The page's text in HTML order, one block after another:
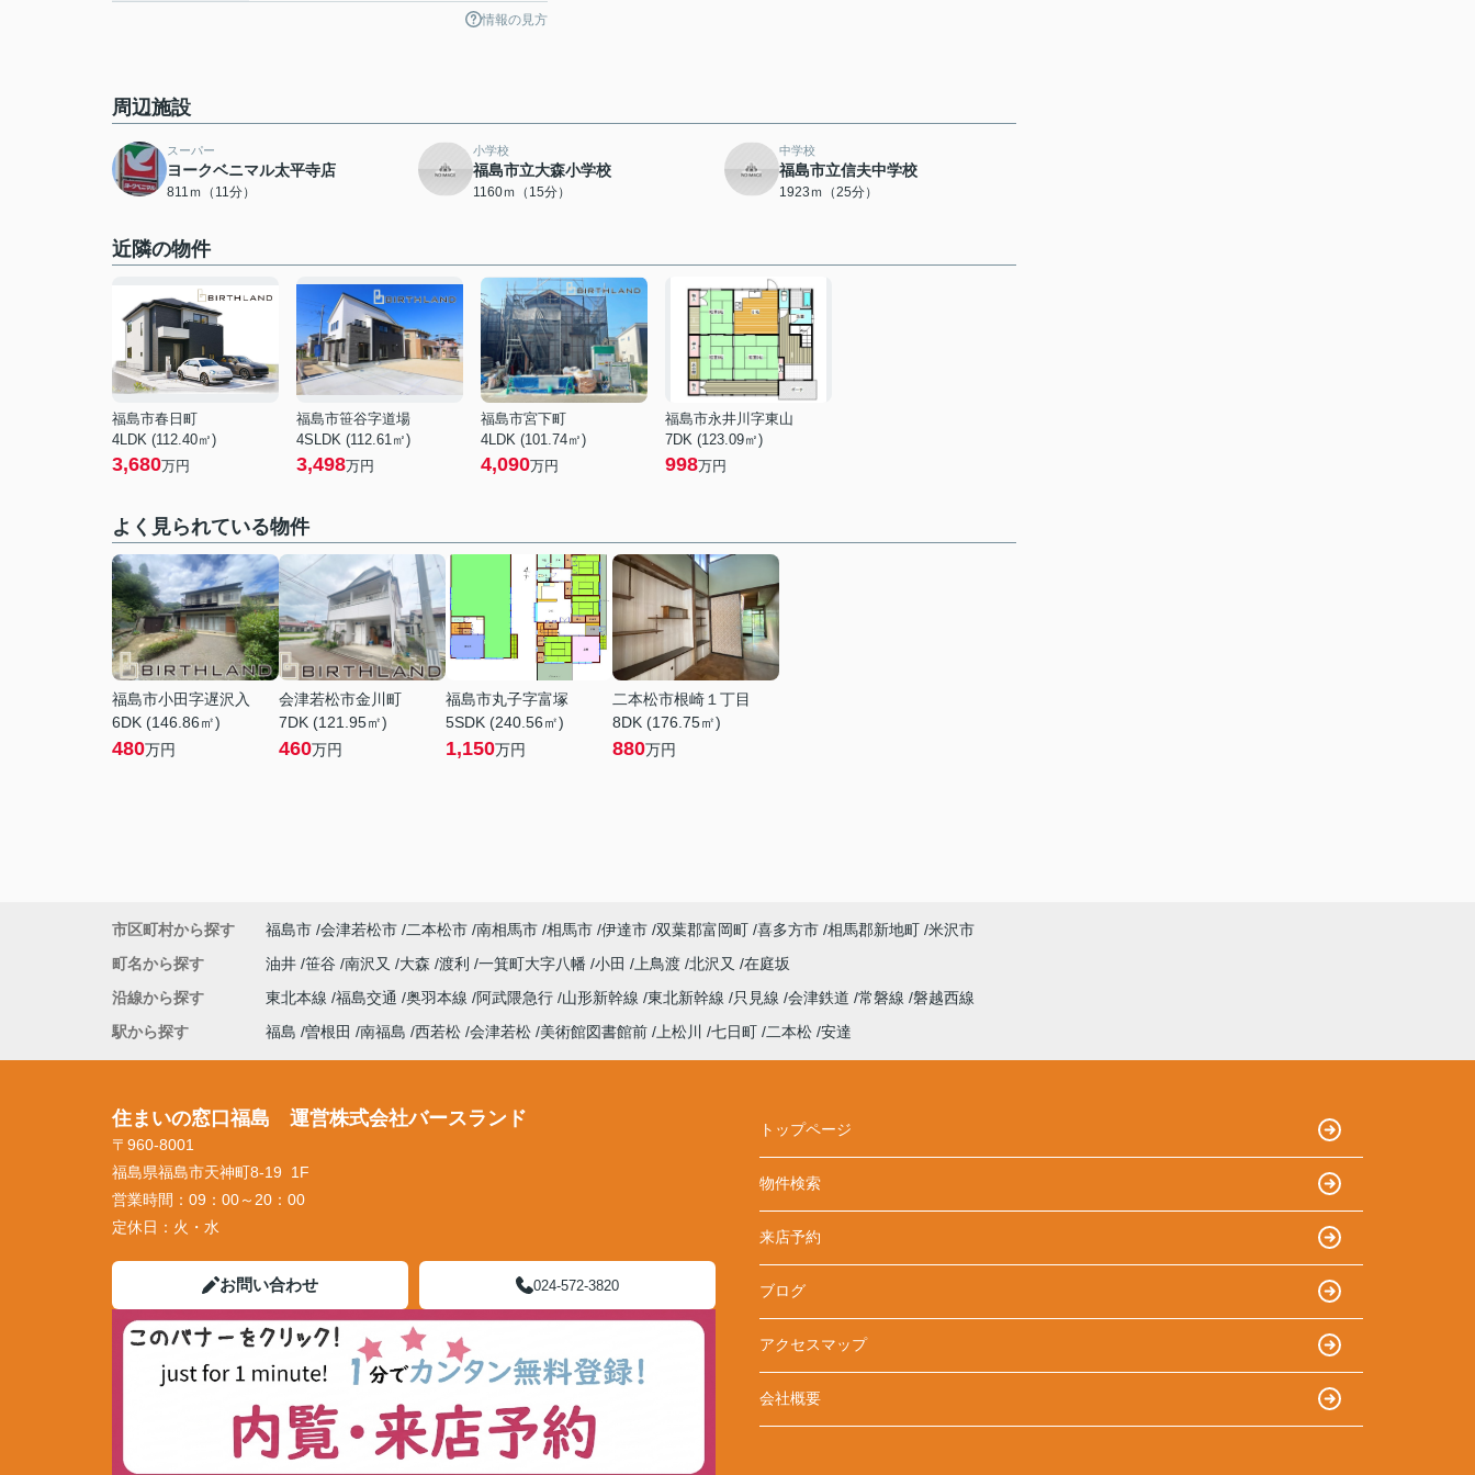
情報の見方
周辺施設
スーパー
ヨークベニマル太平寺店
811ｍ（11分）
小学校
福島市立大森小学校
1160ｍ（15分）
中学校
福島市立信夫中学校
1923ｍ（25分）
近隣の物件
福島市春日町
4LDK (112.40㎡)
3,680万円
福島市笹谷字道場
4SLDK (112.61㎡)
3,498万円
福島市宮下町
4LDK (101.74㎡)
4,090万円
福島市永井川字東山
7DK (123.09㎡)
998万円
よく見られている物件
福島市小田字遅沢入
6DK (146.86㎡)
480万円
会津若松市金川町
7DK (121.95㎡)
460万円
福島市丸子字富塚
5SDK (240.56㎡)
1,150万円
二本松市根崎１丁目
8DK (176.75㎡)
880万円
市区町村から探す 福島市 会津若松市 二本松市 南相馬市 相馬市 伊達市 双葉郡富岡町 喜多方市 相馬郡新地町 米沢市
町名から探す
油井 笹谷 南沢又 大森 渡利 一箕町大字八幡 小田 上鳥渡 北沢又
在庭坂
沿線から探す
東北本線 福島交通 奥羽本線 阿武隈急行 山形新幹線 東北新幹線 只見線 会津鉄道 常磐線 磐越西線
駅から探す
福島 曽根田 南福島 西若松 会津若松 美術館図書館前 上松川 七日町 二本松 安達
住まいの窓口福島 運営株式会社バースランド
〒960-8001
福島県福島市天神町8-19 1F
営業時間： 09：00～20：00
定休日： 火・水
お問い合わせ 024-572-3820
トップページ
物件検索
来店予約
ブログ
アクセスマップ
会社概要